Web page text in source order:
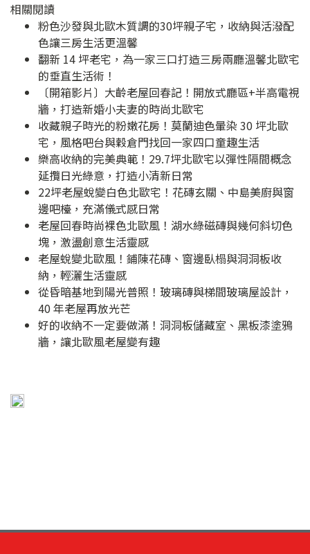
相關閱讀
粉色沙發與北歐木質調的30坪親子宅，收納與活潑配
色讓三房生活更溫馨
翻新 14 坪老宅，為一家三口打造三房兩廳溫馨北歐宅
的垂直生活術！
〔開箱影片〕大齡老屋回春記！開放式廳區+半高電視
牆，打造新婚小夫妻的時尚北歐宅
收藏親子時光的粉嫩花房！莫蘭迪色暈染 30 坪北歐
宅，風格吧台與穀倉門找回一家四口童趣生活
樂高收納的完美典範！29.7坪北歐宅以彈性隔間概念
延攬日光綠意，打造小清新日常
22坪老屋蛻變白色北歐宅！花磚玄關、中島美廚與窗
邊吧檯，充滿儀式感日常
老屋回春時尚裸色北歐風！湖水綠磁磚與幾何斜切色
塊，激盪創意生活靈感
老屋蛻變北歐風！鋪陳花磚、窗邊臥榻與洞洞板收
納，輕灑生活靈感
從昏暗基地到陽光普照！玻璃磚與梯間玻璃屋設計，
40 年老屋再放光芒
好的收納不一定要做滿！洞洞板儲藏室、黑板漆塗鴉
牆，讓北歐風老屋變有趣